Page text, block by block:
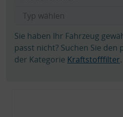
Sie haben Ihr Fahrzeug
passt nicht? Suchen Sie den
der Kategorie Kraftstofffilter.